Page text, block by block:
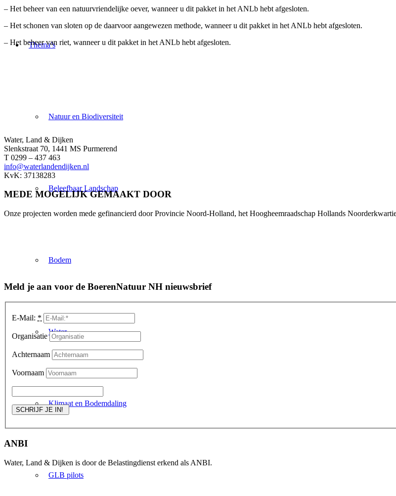
Thema’s
Natuur en Biodiversiteit
Beleefbaar Landschap
Bodem
Water
Klimaat en Bodemdaling
GLB pilots
– Het beheer van een natuurvriendelijke oever, wanneer u dit pakket in het ANLb hebt afgesloten.
– Het schonen van sloten op de daarvoor aangewezen methode, wanneer u dit pakket in het ANLb hebt afgesloten.
– Het beheer van riet, wanneer u dit pakket in het ANLb hebt afgesloten.
Water, Land & Dijken
Slenkstraat 70, 1441 MS Purmerend
T 0299 – 437 463
info@waterlandendijken.nl
KvK: 37138283
MEDE MOGELIJK GEMAAKT DOOR
Onze projecten worden mede gefinancierd door Provincie Noord-Holland, het Hoogheemraadschap Hollands
Meld je aan voor de BoerenNatuur NH nieuwsbrief
E-Mail: *
Organisatie
Achternaam
Voornaam
ANBI
Water, Land & Dijken is door de Belastingdienst erkend als ANBI.